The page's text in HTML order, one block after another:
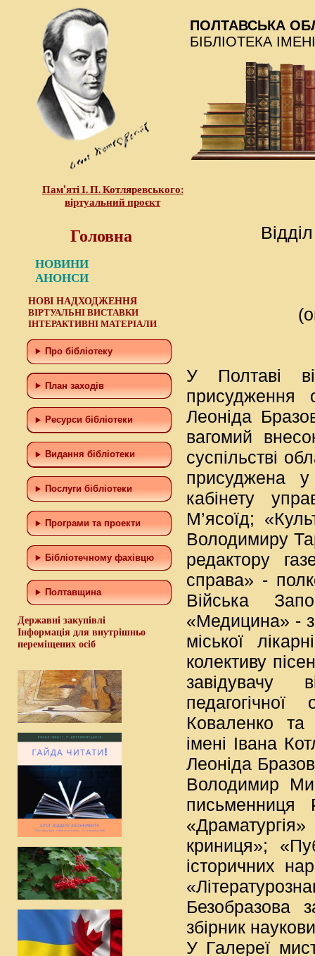
Пам’яті І. П. Котляревського:
віртуальний проєкт
ПОЛТАВСЬКА
БІБЛІОТЕКА
Головна
НОВИНИ
АНОНСИ
НОВІ НАДХОДЖЕННЯ
ВІРТУАЛЬНІ ВИСТАВКИ
ІНТЕРАКТИВНІ МАТЕРІАЛИ
Про бібліотеку
План заходів
Ресурси бібліотеки
Видання бібліотеки
Послуги бібліотеки
Програми та проекти
Бiблiотечному фахiвцю
Полтавщина
Державні закупівлі
Інформація для внутрішньо
переміщених осіб
У Полтаві
присудження
Леоніда
вагомий
суспільстві
присуджена у
кабінету
М’ясоїд;
Володимиру
редактору
справа» -
Війська
«Медицина» -
міської
колективу
завідувачу
Коваленко та
імені Івана
Леоніда
Володимир
письменниця
криниця»;
історичних
Безобразова
збірник
У Галереї